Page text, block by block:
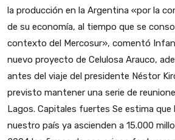
la producción en la Argentina «por la
de su economía, al tiempo que se
contexto del Mercosur», comentó
nuevo proyecto de Celulosa Arauco,
antes del viaje del presidente Néstor
previsto mantener una serie de
Lagos. Capitales fuertes Se estima
nuestro país ya ascienden a 15.000